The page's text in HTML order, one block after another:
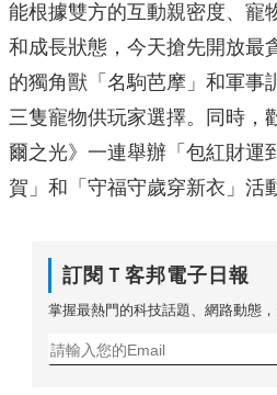
能根據雙方的互動親密度、寵
和成長狀態，今天搶先開放最
的獨角獸「名駒芭摩」和軍事
三隻寵物供玩家選擇。同時，
爾之光》一連舉辦「包紅財運
賀」和「守福守歲穿新衣」活
訂閱Ｔ客邦電子日報
掌握最熱門的科技話題、網路動態